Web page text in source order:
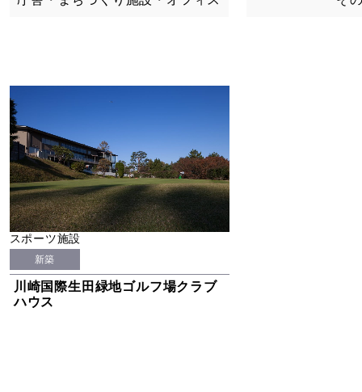
スポーツ施設
新築
川崎国際生田緑地ゴルフ場クラブ
ハウス